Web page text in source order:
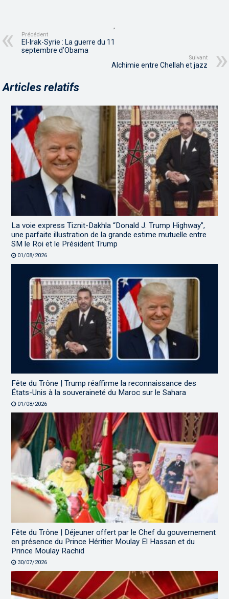
Précédent
EI-Irak-Syrie : La guerre du 11
septembre d’Obama
Suivant
Alchimie entre Chellah et jazz
Articles relatifs
La voie express Tiznit-Dakhla “Donald J. Trump Highway”,
une parfaite illustration de la grande estime mutuelle entre
SM le Roi et le Président Trump
01/08/2026
Fête du Trône | Trump réaffirme la reconnaissance des
États-Unis à la souveraineté du Maroc sur le Sahara
01/08/2026
Fête du Trône | Déjeuner offert par le Chef du gouvernement
en présence du Prince Héritier Moulay El Hassan et du
Prince Moulay Rachid
30/07/2026